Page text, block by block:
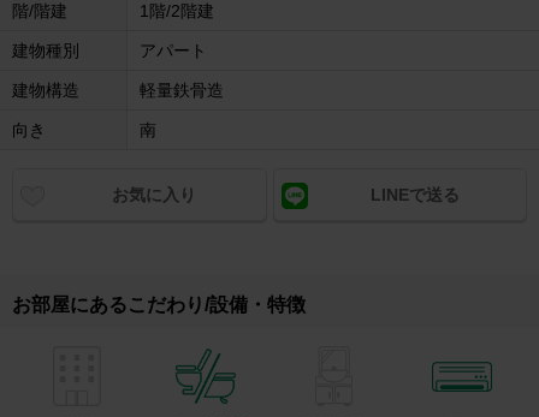
階/階建 1階/2階建
建物種別 アパート
建物構造 軽量鉄骨造
向き 南
お気に入り LINEで送る
お部屋にあるこだわり/設備・特徴